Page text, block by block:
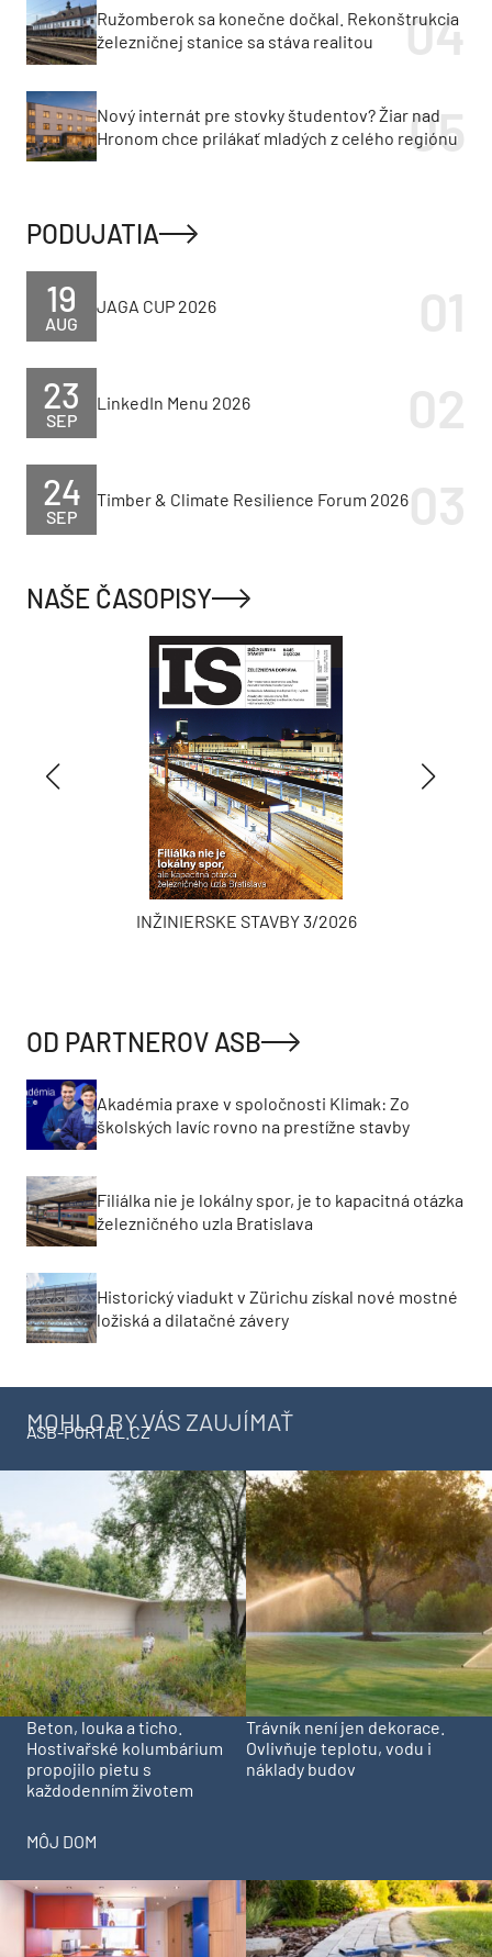
Ružomberok sa konečne dočkal. Rekonštrukcia
železničnej stanice sa stáva realitou
Nový internát pre stovky študentov? Žiar nad
Hronom chce prilákať mladých z celého regiónu
PODUJATIA
AUG
19 JAGA CUP 2026
SEP
23 LinkedIn Menu 2026
SEP
24 Timber & Climate Resilience Forum 2026
NAŠE ČASOPISY
INŽINIERSKE STAVBY 3/2026
OD PARTNEROV ASB
Akadémia praxe v spoločnosti Klimak: Zo
školských lavíc rovno na prestížne stavby
Filiálka nie je lokálny spor, je to kapacitná otázka
železničného uzla Bratislava
Historický viadukt v Zürichu získal nové mostné
ložiská a dilatačné závery
MOHLO BY VÁS ZAUJÍMAŤ
ASB-PORTAL.CZ
Beton, louka a ticho.
Hostivařské kolumbárium
propojilo pietu s
každodenním životem
Trávník není jen dekorace.
Ovlivňuje teplotu, vodu i
náklady budov
MÔJ DOM